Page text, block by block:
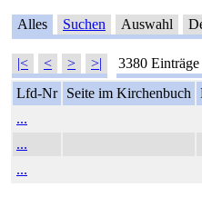
Alles Suchen Auswahl
|< < > >| 3380 Einträge
Lfd-Nr
Seite im Kirchenbuch
...
...
...